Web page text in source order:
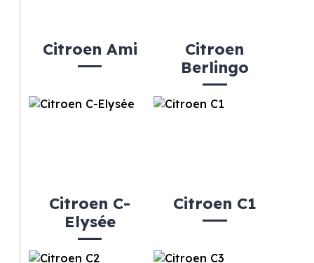
Citroen Ami
Citroen
Berlingo
Citroen C-
Elysée
Citroen C1